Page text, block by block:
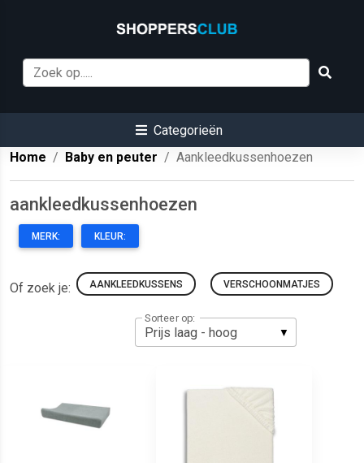
Categorieën
Home
Baby en peuter Aankleedkussenhoezen
aankleedkussenhoezen
MERK: KLEUR:
Of zoek je: AANKLEEDKUSSENS VERSCHOONMATJES
Sorteer op: